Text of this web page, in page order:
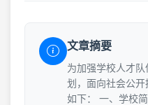
文章摘要
为加强学校人才
划，面向社会公
如下： 一、学校